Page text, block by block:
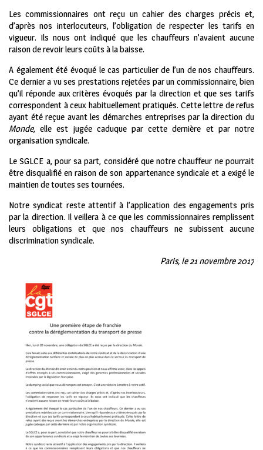
Les commissionnaires ont reçu un cahier des charges précis et,
d’après nos interlocuteurs, l’obligation de respecter les tarifs en
vigueur. Ils nous ont indiqué que les chauffeurs n’avaient aucune
raison de revoir leurs coûts à la baisse.
A également été évoqué le cas particulier de l’un de nos chauffeurs.
Ce dernier a vu ses prestations rejetées par un commissionnaire, bien
qu’il réponde aux critères évoqués par la direction et que ses tarifs
correspondent à ceux habituellement pratiqués. Cette lettre de refus
ayant été reçue avant les démarches entreprises par la direction du
Monde, elle est jugée caduque par cette dernière et par notre
organisation syndicale.
Le SGLCE a, pour sa part, considéré que notre chauffeur ne pourrait
être disqualifié en raison de son appartenance syndicale et a exigé le
maintien de toutes ses tournées.
Notre syndicat reste attentif à l’application des engagements pris
par la direction. Il veillera à ce que les commissionnaires remplissent
leurs obligations et que nos chauffeurs ne subissent aucune
discrimination syndicale.
Paris, le 21 novembre 2017